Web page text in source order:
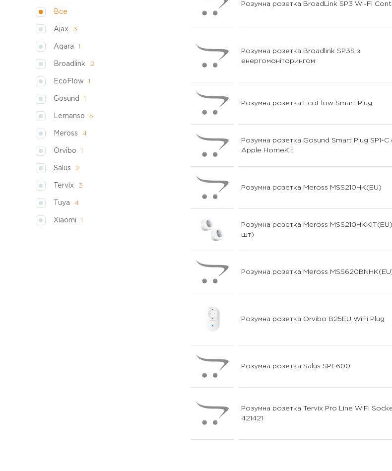
Все
Ajax 3
Aqara 1
Broadlink 2
EcoFlow 1
Gosund 1
Lemanso 5
Meross 4
Orvibo 1
Salus 2
Tervix 3
Tuya 4
Xiaomi 1
Розумна розетка BroadLink SP3 Wi-Fi
Розумна розетка Broadlink SP3S з
енергомоніторингом
Розумна розетка EcoFlow Smart Plug
Розумна розетка Gosund Smart Plug SP1-C
Apple HomeKit
Розумна розетка Meross MSS210HK(EU)
Розумна розетка Meross
шт)
Розумна розетка Meross
Розумна розетка Orvibo B25EU WiFi Plug
Розумна розетка Salus SPE600
Розумна розетка Tervix Pro Line WiFi
421421